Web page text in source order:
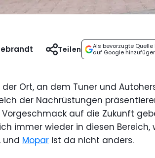
Als bevorzugte Quelle
auf Google
Teilen
der Ort, an dem Tuner und
der Nachrüstungen
auf die Zukunft
immer wieder in diesen Bereich,
und Mopar ist da nicht anders.